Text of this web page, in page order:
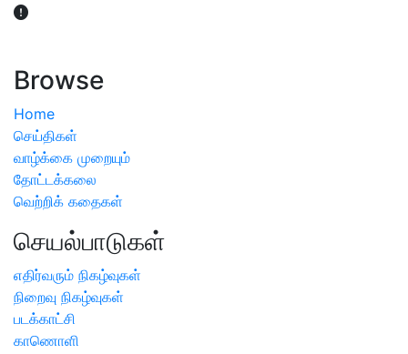
Browse
Home
செய்திகள்
வாழ்க்கை முறையும்
தோட்டக்கலை
வெற்றிக் கதைகள்
செயல்பாடுகள்
எதிர்வரும் நிகழ்வுகள்
நிறைவு நிகழ்வுகள்
படக்காட்சி
காணொளி